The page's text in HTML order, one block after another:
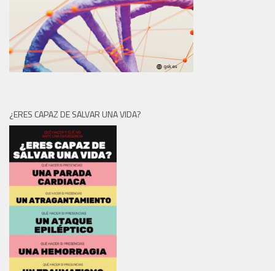
¿ERES CAPAZ DE SALVAR UNA VIDA?